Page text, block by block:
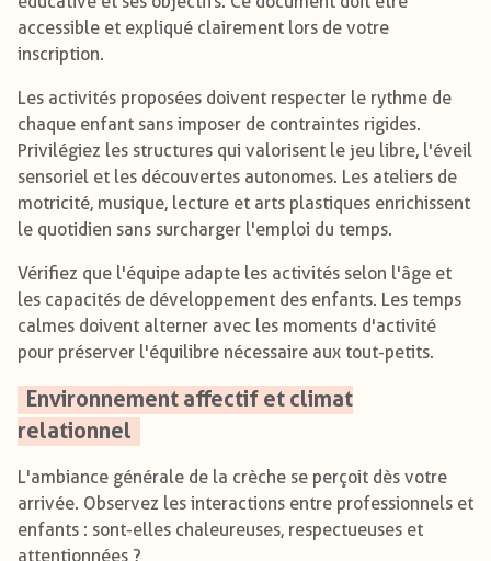
accessible et expliqué clairement lors de votre
inscription.
Les activités proposées doivent respecter le rythme de
chaque enfant sans imposer de contraintes rigides.
Privilégiez les structures qui valorisent le jeu libre, l'éveil
sensoriel et les découvertes autonomes. Les ateliers de
motricité, musique, lecture et arts plastiques enrichissent
le quotidien sans surcharger l'emploi du temps.
Vérifiez que l'équipe adapte les activités selon l'âge et
les capacités de développement des enfants. Les temps
calmes doivent alterner avec les moments d'activité
pour préserver l'équilibre nécessaire aux tout-petits.
Environnement affectif et climat
relationnel
L'ambiance générale de la crèche se perçoit dès votre
arrivée. Observez les interactions entre professionnels et
enfants : sont-elles chaleureuses, respectueuses et
attentionnées ?